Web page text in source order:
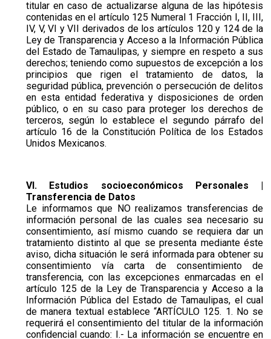
titular en caso de actualizarse alguna de las hipótesis
contenidas en el artículo 125 Numeral 1 Fracción I, II, III,
IV, V, VI y VII derivados de los artículos 120 y 124 de la
Ley de Transparencia y Acceso a la Información Pública
del Estado de Tamaulipas, y siempre en respeto a sus
derechos; teniendo como supuestos de excepción a los
principios que rigen el tratamiento de datos, la
seguridad pública, prevención o persecución de delitos
en esta entidad federativa y disposiciones de orden
público, o en su caso para proteger los derechos de
terceros, según lo establece el segundo párrafo del
artículo 16 de la Constitución Política de los Estados
Unidos Mexicanos.
VI. Estudios socioeconómicos Personales |
Transferencia de Datos
Le informamos que NO realizamos transferencias de
información personal de las cuales sea necesario su
consentimiento, así mismo cuando se requiera dar un
tratamiento distinto al que se presenta mediante éste
aviso, dicha situación le será informada para obtener su
consentimiento vía carta de consentimiento de
transferencia, con las excepciones enmarcadas en el
artículo 125 de la Ley de Transparencia y Acceso a la
Información Pública del Estado de Tamaulipas, el cual
de manera textual establece “ARTÍCULO 125. 1. No se
requerirá el consentimiento del titular de la información
confidencial cuando: I.- La información se encuentre en